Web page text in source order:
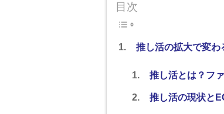
目次
推し活の拡大で変
推し活とは？フ
推し活の現状と